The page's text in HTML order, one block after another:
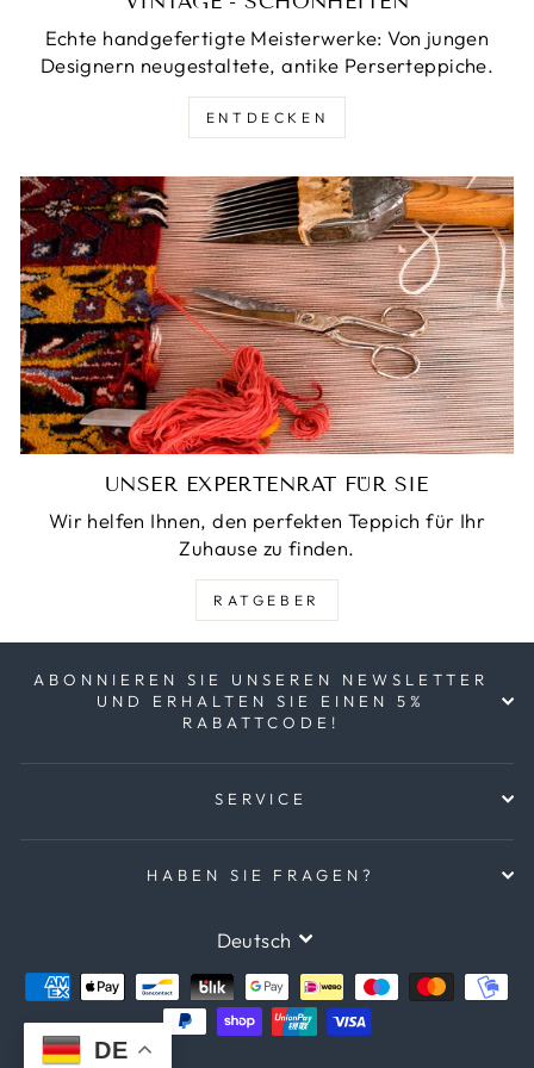
Echte handgefertigte Meisterwerke: Von jungen
Designern neugestaltete, antike Perserteppiche.
ENTDECKEN
UNSER EXPERTENRAT FÜR SIE
Wir helfen Ihnen, den perfekten Teppich für Ihr
Zuhause zu finden.
RATGEBER
ABONNIEREN SIE UNSEREN NEWSLETTER
UND ERHALTEN SIE EINEN 5%
RABATTCODE!
SERVICE
HABEN SIE FRAGEN?
SPRACHE
Deutsch
DE